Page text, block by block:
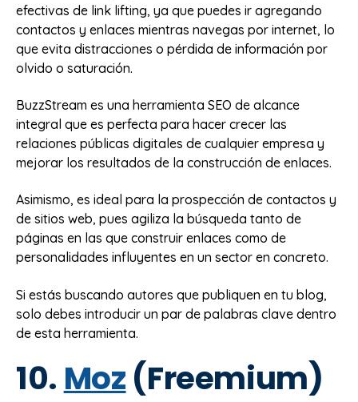
efectivas de link lifting, ya que puedes ir agregando
contactos y enlaces mientras navegas por internet, lo
que evita distracciones o pérdida de información por
olvido o saturación.
BuzzStream es una herramienta SEO de alcance
integral que es perfecta para hacer crecer las
relaciones públicas digitales de cualquier empresa y
mejorar los resultados de la construcción de enlaces.
Asimismo, es ideal para la prospección de contactos y
de sitios web, pues agiliza la búsqueda tanto de
páginas en las que construir enlaces como de
personalidades influyentes en un sector en concreto.
Si estás buscando autores que publiquen en tu blog,
solo debes introducir un par de palabras clave dentro
de esta herramienta.
10.Moz(Freemium)